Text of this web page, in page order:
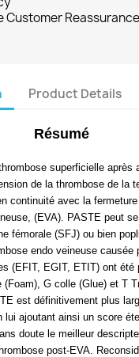
Customer
Product Details
Résumé
superficielle après
de la thrombose de la
continuité avec la fermeture
(EVA). PASTE peut
fémorale (SFJ) ou bien
endo veineuse causée
(EFIT, EGIT, ETIT) ont été
(Foam), G colle (Glue) et T
est définitivement plus
lui ajoutant ainsi un score
doute le meilleur
post-EVA.